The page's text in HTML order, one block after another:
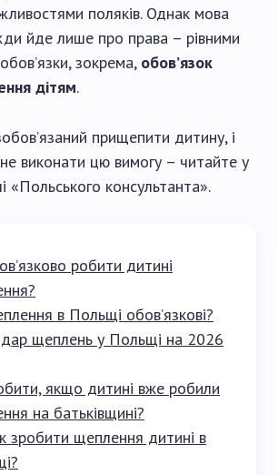
поляків. Однак мова
йде лише про права – рівними
зокрема, обов’язок
дітям.
прищепити дитину, і
виконати цю вимогу – читайте у
«Польського консультанта».
робити дитині
в Польщі обов’язкові?
щеплень у Польщі на 2026
якщо дитині вже робили
на батьківщині?
зробити щеплення дитині в